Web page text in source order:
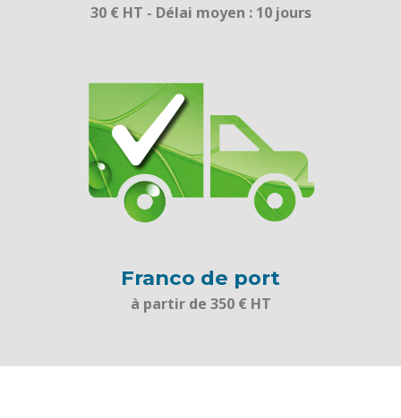
30 € HT - Délai moyen : 10 jours
Franco de port
à partir de 350 € HT